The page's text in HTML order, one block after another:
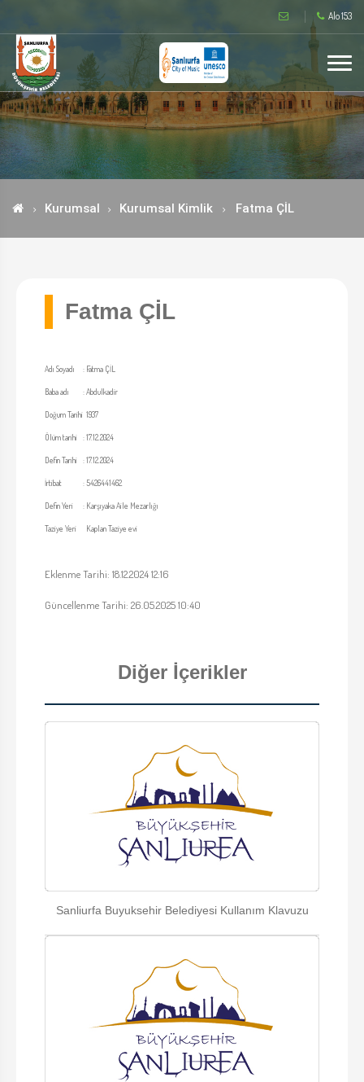
Alo 153
Kurumsal Kurumsal Kimlik Fatma ÇİL
Fatma ÇİL
Adı Soyadı : Fatma ÇİL
Baba adı :Abdulkadir
Doğum Tarihi 1937
Ölüm tarihi :17.12.2024
Defin Tarihi :17.12.2024
İrtibat :5426441462
Defin Yeri : Karşıyaka Aile Mezarlığı
Taziye Yeri Kaplan Taziye evi
Eklenme Tarihi: 18.12.2024 12:16
Güncellenme Tarihi: 26.05.2025 10:40
Diğer İçerikler
Sanliurfa Buyuksehir Belediyesi Kullanım Klavuzu